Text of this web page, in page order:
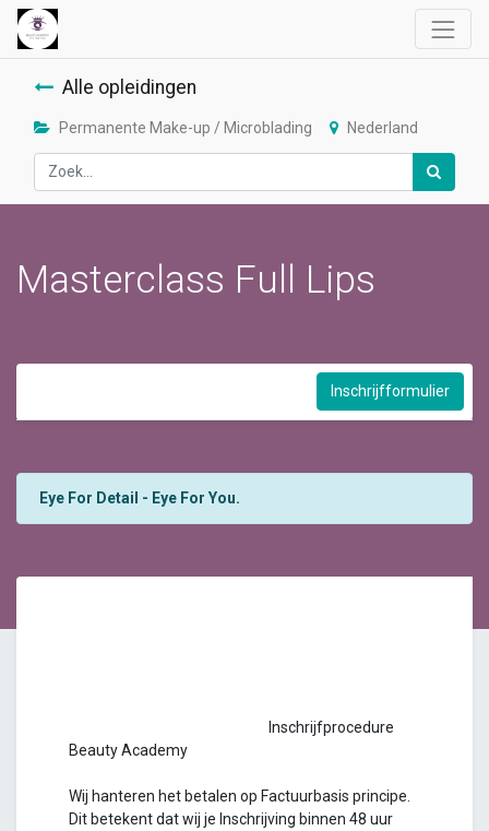
Alle opleidingen
Permanente Make-up / Microblading Nederland
Masterclass Full Lips
Inschrijfformulier
Eye For Detail - Eye For You.
Inschrijfprocedure
Beauty Academy
Wij hanteren het betalen op Factuurbasis principe.
Dit betekent dat wij je Inschrijving binnen 48 uur